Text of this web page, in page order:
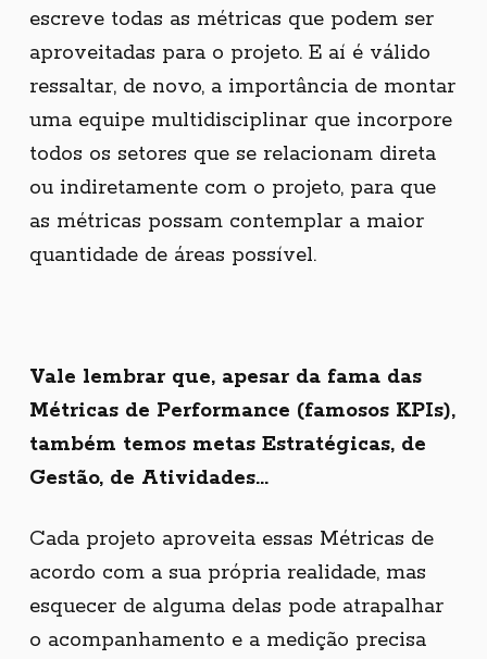
escreve todas as métricas que podem ser
aproveitadas para o projeto. E aí é válido
ressaltar, de novo, a importância de montar
uma equipe multidisciplinar que incorpore
todos os setores que se relacionam direta
ou indiretamente com o projeto, para que
as métricas possam contemplar a maior
quantidade de áreas possível.
Vale lembrar que, apesar da fama das
Métricas de Performance (famosos KPIs),
também temos metas Estratégicas, de
Gestão, de Atividades...
Cada projeto aproveita essas Métricas de
acordo com a sua própria realidade, mas
esquecer de alguma delas pode atrapalhar
o acompanhamento e a medição precisa